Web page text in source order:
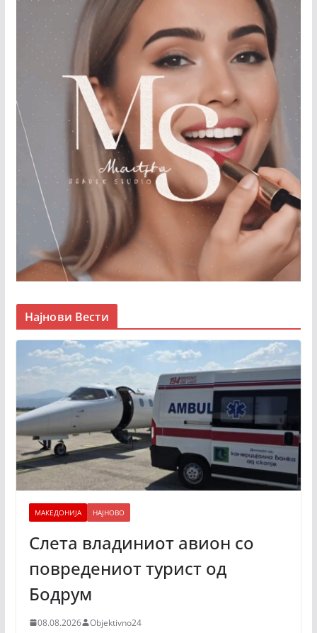
Најнови Вести
МАКЕДОНИЈА НАЈНОВО
Слета владиниот авион со
повредениот турист од
Бодрум
08.08.2026 Objektivno24